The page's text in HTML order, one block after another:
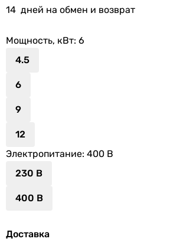
14 дней на обмен и возврат
Мощность, кВт: 6
4.5
6
9
12
Электропитание: 400 В
230 В
400 В
Доставка